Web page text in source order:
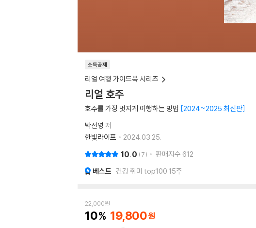
소득공제
리얼 여행 가이드북 시리즈
리얼 호주
호주를 가장 멋지게 여행하는 방법 2024~2025 최신판
박선영 저
한빛라이프
2024.03.25.
10.0 7 판매지수 612
베스트 건강 취미 top100 15주
22,000원
10 19,800